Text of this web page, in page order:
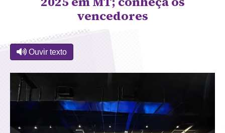
vencedores
Ouvir texto